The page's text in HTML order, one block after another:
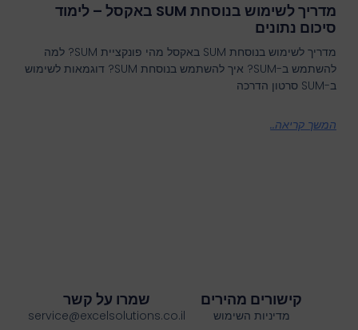
מדריך לשימוש בנוסחת SUM באקסל – לימוד
סיכום נתונים
מדריך לשימוש בנוסחת SUM באקסל מהי פונקציית SUM? למה
להשתמש ב-SUM? איך להשתמש בנוסחת SUM? דוגמאות לשימוש
ב-SUM סרטון הדרכה
המשך קריאה..
קישורים מהירים
מדיניות השימוש
שמרו על קשר
service@excelsolutions.co.il